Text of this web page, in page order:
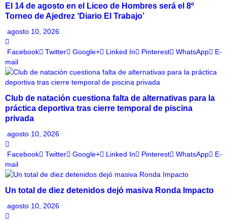
El 14 de agosto en el Liceo de Hombres será el 8º
Torneo de Ajedrez ‘Diario El Trabajo’
agosto 10, 2026
Facebook Twitter Google+ Linked In Pinterest WhatsApp
E-
mail
Club de natación cuestiona falta de alternativas para la
práctica deportiva tras cierre temporal de piscina
privada
agosto 10, 2026
Facebook Twitter Google+ Linked In Pinterest WhatsApp
E-
mail
Un total de diez detenidos dejó masiva Ronda Impacto
agosto 10, 2026